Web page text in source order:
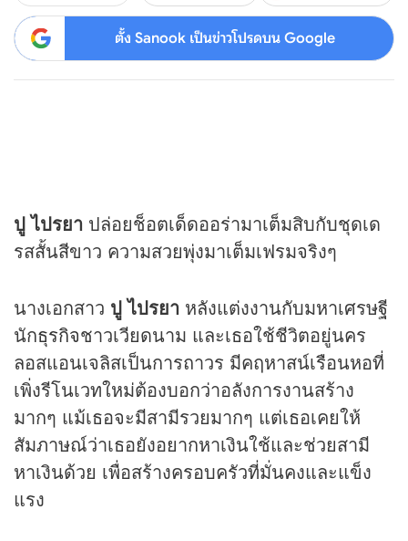
ตั้ง Sanook เป็นข่าวโปรดบน Google
ปู ไปรยา ปล่อยช็อตเด็ดออร่ามาเต็มสิบกับชุดเด
รสสั้นสีขาว ความสวยพุ่งมาเต็มเฟรมจริงๆ
นางเอกสาว ปู ไปรยา หลังแต่งงานกับมหาเศรษฐี
นักธุรกิจชาวเวียดนาม และเธอใช้ชีวิตอยู่นคร
ลอสแอนเจลิสเป็นการถาวร มีคฤหาสน์เรือนหอที่
เพิ่งรีโนเวทใหม่ต้องบอกว่าอลังการงานสร้าง
มากๆ แม้เธอจะมีสามีรวยมากๆ แต่เธอเคยให้
สัมภาษณ์ว่าเธอยังอยากหาเงินใช้และช่วยสามี
หาเงินด้วย เพื่อสร้างครอบครัวที่มั่นคงและแข็ง
แรง